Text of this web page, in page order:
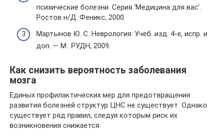
психические болезни. Серия ‘Медицина для вас’.
Ростов н/Д: Феникс, 2000.
Мартынов Ю. С. Неврология: Учеб. изд. 4-е, испр. и
доп. — М.: РУДН, 2009.
Как снизить вероятность заболевания
мозга
Единых профилактических мер для предотвращения
развития болезней структур ЦНС не существует. Однако
существует ряд правил, следуя которым риск их
возникновения снижается.